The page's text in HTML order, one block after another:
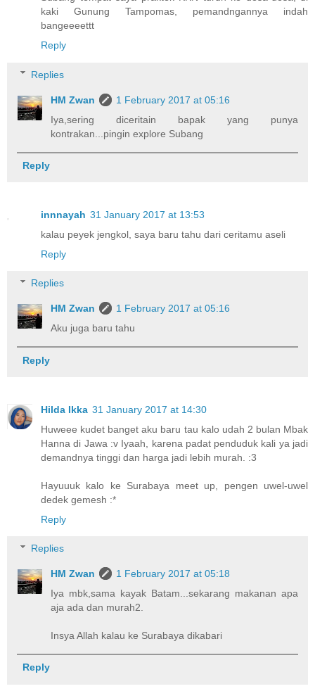
kaki Gunung Tampomas, pemandngannya indah
bangeeeettt
Reply
Replies
HM Zwan
1 February 2017 at 05:16
Iya,sering diceritain bapak yang punya
kontrakan...pingin explore Subang
Reply
innnayah 31 January 2017 at 13:53
kalau peyek jengkol, saya baru tahu dari ceritamu aseli
Reply
Replies
HM Zwan
1 February 2017 at 05:16
Aku juga baru tahu
Reply
Hilda Ikka 31 January 2017 at 14:30
Huweee kudet banget aku baru tau kalo udah 2 bulan Mbak
Hanna di Jawa :v Iyaah, karena padat penduduk kali ya jadi
demandnya tinggi dan harga jadi lebih murah. :3
Hayuuuk kalo ke Surabaya meet up, pengen uwel-uwel
dedek gemesh :*
Reply
Replies
HM Zwan
1 February 2017 at 05:18
Iya mbk,sama kayak Batam...sekarang makanan apa
aja ada dan murah2.
Insya Allah kalau ke Surabaya dikabari
Reply